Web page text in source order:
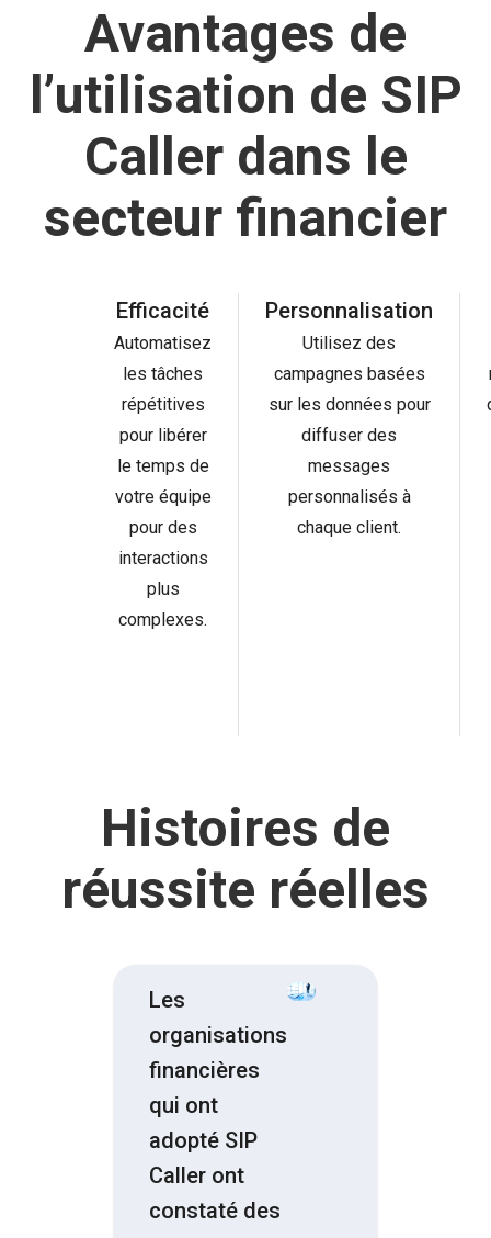
Avantages de
l’utilisation de SIP
Caller dans le
secteur financier
Efficacité
Automatisez
les tâches
répétitives
pour libérer
le temps de
votre équipe
pour des
interactions
plus
complexes.
Personnalisation
Utilisez des
campagnes basées
sur les données pour
diffuser des
messages
personnalisés à
chaque client.
Histoires de
réussite réelles
Les
organisations
financières
qui ont
adopté SIP
Caller ont
constaté des